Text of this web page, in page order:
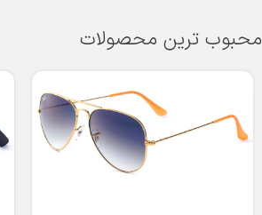
محبوب ترین محصولات